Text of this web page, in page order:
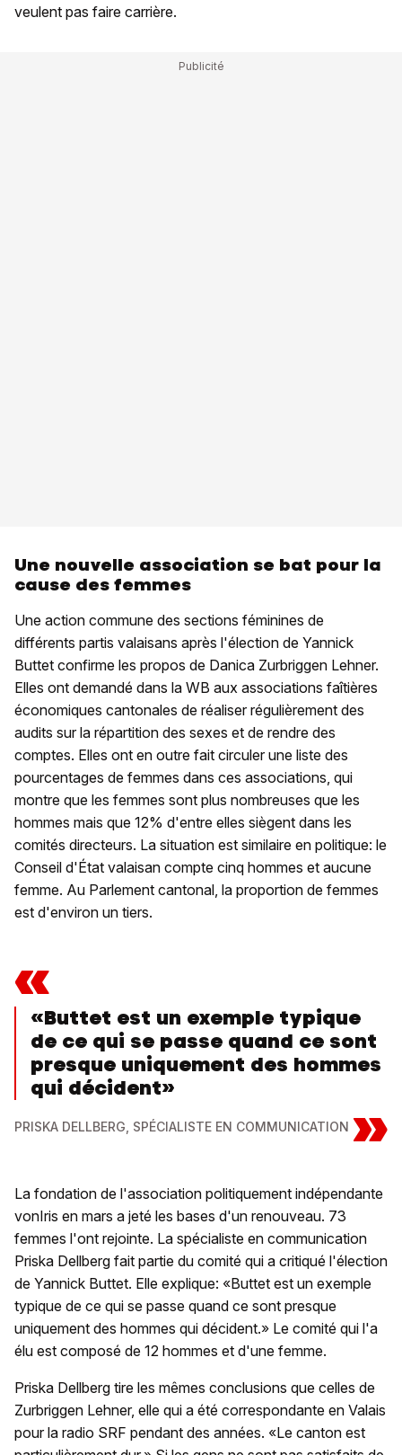
veulent pas faire carrière.
Une nouvelle association se bat pour la
cause des femmes
Une action commune des sections féminines de
différents partis valaisans après l'élection de Yannick
Buttet confirme les propos de Danica Zurbriggen Lehner.
Elles ont demandé dans la WB aux associations faîtières
économiques cantonales de réaliser régulièrement des
audits sur la répartition des sexes et de rendre des
comptes. Elles ont en outre fait circuler une liste des
pourcentages de femmes dans ces associations, qui
montre que les femmes sont plus nombreuses que les
hommes mais que 12% d'entre elles siègent dans les
comités directeurs. La situation est similaire en politique: le
Conseil d'État valaisan compte cinq hommes et aucune
femme. Au Parlement cantonal, la proportion de femmes
est d'environ un tiers.
«
«Buttet est un exemple typique
de ce qui se passe quand ce sont
presque uniquement des hommes
qui décident»
PRISKA DELLBERG, SPÉCIALISTE EN COMMUNICATION »
La fondation de l'association politiquement indépendante
vonIris en mars a jeté les bases d'un renouveau. 73
femmes l'ont rejointe. La spécialiste en communication
Priska Dellberg fait partie du comité qui a critiqué l'élection
de Yannick Buttet. Elle explique: «Buttet est un exemple
typique de ce qui se passe quand ce sont presque
uniquement des hommes qui décident.» Le comité qui l'a
élu est composé de 12 hommes et d'une femme.
Priska Dellberg tire les mêmes conclusions que celles de
Zurbriggen Lehner, elle qui a été correspondante en Valais
pour la radio SRF pendant des années. «Le canton est